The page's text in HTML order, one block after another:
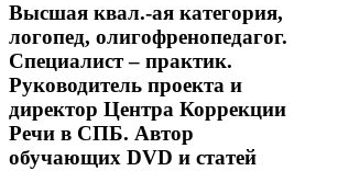
Высшая квал.-ая категория,
логопед, олигофренопедагог.
Специалист – практик.
Руководитель проекта и
директор Центра Коррекции
Речи в СПБ. Автор
обучающих DVD и статей